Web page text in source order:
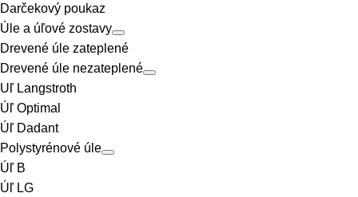
Darčekový poukaz
Úle a úľové zostavy
Drevené úle zateplené
Drevené úle nezateplené
Uľ Langstroth
Úľ Optimal
Úľ Dadant
Polystyrénové úle
Úľ B
Úľ LG